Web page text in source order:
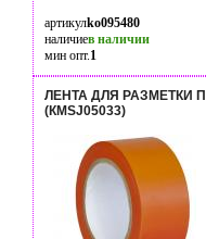
артикулko095480
наличиев наличии
мин опт.1
ЛЕНТА ДЛЯ РАЗМЕТКИ
(КМSJ05033)